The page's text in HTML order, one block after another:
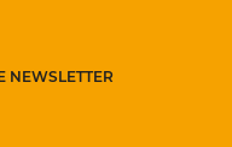
NEWSLETTER